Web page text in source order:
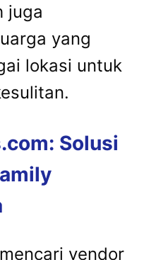
juga
yang
lokasi untuk
Solusi
vendor